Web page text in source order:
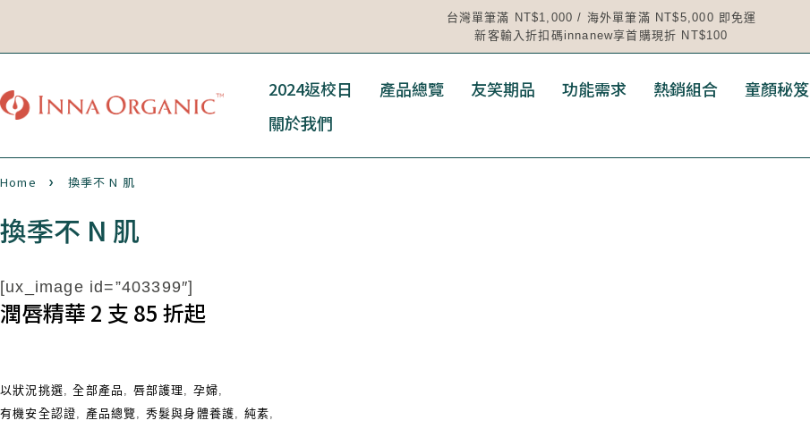
台灣單筆滿 NT$1,000 / 海外單筆滿 NT$5,000 即免運
新客輸入折扣碼innanew享首購現折 NT$100
2024返校日 產品總覽 友笑期品 功能需求 熱銷組合 童顏秘笈
關於我們
Home 換季不 N 肌
換季不 N 肌
[ux_image id=”403399″]
潤唇精華 2 支 85 折起
以狀況挑選,全部產品 , 唇部護理, 孕婦,
有機安全認證, 產品總覽, 秀髮與身體養護, 純素,